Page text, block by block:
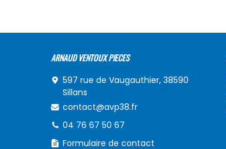
ARNAUD VENTOUX PIECES
597 rue de Vaugauthier, 38590
Sillans
contact@avp38.fr
04 76 67 50 67
Formulaire de contact